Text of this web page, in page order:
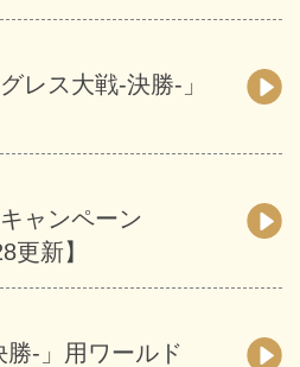
レス大戦-決勝-」
ャンペーン
更新】
勝-」用ワールド